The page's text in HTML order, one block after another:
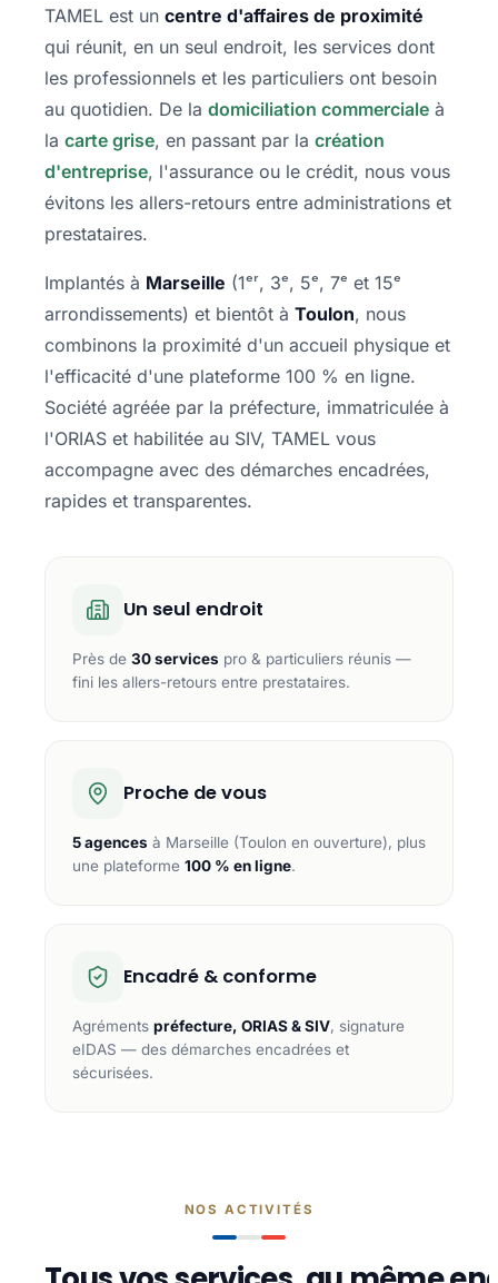
TAMEL est un centre d'affaires de proximité
qui réunit, en un seul endroit, les services dont
les professionnels et les particuliers ont besoin
au quotidien. De la domiciliation commerciale à
la carte grise, en passant par la création
d'entreprise, l'assurance ou le crédit, nous vous
évitons les allers-retours entre administrations et
prestataires.
Implantés à Marseille (1ᵉʳ, 3ᵉ, 5ᵉ, 7ᵉ et 15ᵉ
arrondissements) et bientôt à Toulon, nous
combinons la proximité d'un accueil physique et
l'efficacité d'une plateforme 100 % en ligne.
Société agréée par la préfecture, immatriculée à
l'ORIAS et habilitée au SIV, TAMEL vous
accompagne avec des démarches encadrées,
rapides et transparentes.
Un seul endroit
Près de 30 services pro & particuliers réunis —
fini les allers-retours entre prestataires.
Proche de vous
5 agences à Marseille (Toulon en ouverture), plus
une plateforme 100 % en ligne.
Encadré & conforme
Agréments préfecture, ORIAS & SIV, signature
eIDAS — des démarches encadrées et
sécurisées.
NOS ACTIVITÉS